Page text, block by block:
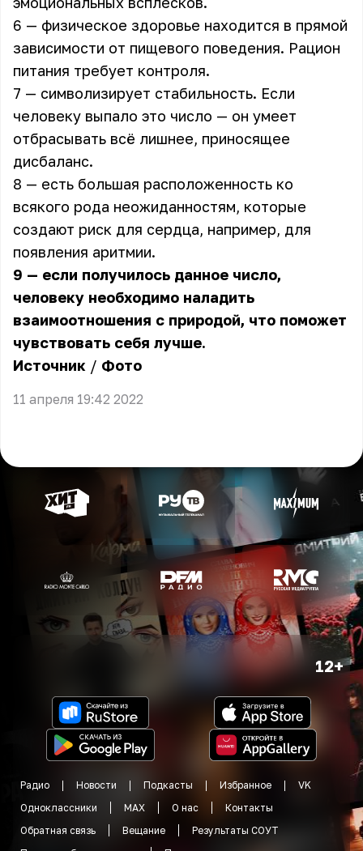
6 — физическое здоровье находится в прямой
зависимости от пищевого поведения. Рацион
питания требует контроля.
7 — символизирует стабильность. Если
человеку выпало это число — он умеет
отбрасывать всё лишнее, приносящее
дисбаланс.
8 — есть большая расположенность ко
всякого рода неожиданностям, которые
создают риск для сердца, например, для
появления аритмии.
9 — если получилось данное число,
человеку необходимо наладить
взаимоотношения с природой, что поможет
чувствовать себя лучше.
Источник / Фото
11 апреля 19:42 2022
12+
Радио Новости Подкасты Избранное
VK
Одноклассники
MAX О нас
Контакты
Обратная связь
Вещание
Результаты СОУТ